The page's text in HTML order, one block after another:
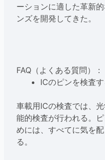
ーションに適した革新
ンズを開発してきた。
FAQ（よくある質問）：
ICのピンを検査
車載用ICの検査では、
能的検査が行われる。
めには、すべてに気を
る。